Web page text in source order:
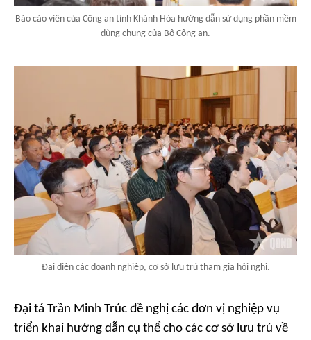
Báo cáo viên của Công an tỉnh Khánh Hòa hướng dẫn sử dụng phần mềm
dùng chung của Bộ Công an.
Đại diện các doanh nghiệp, cơ sở lưu trú tham gia hội nghị.
Đại tá Trần Minh Trúc đề nghị các đơn vị nghiệp vụ
triển khai hướng dẫn cụ thể cho các cơ sở lưu trú về